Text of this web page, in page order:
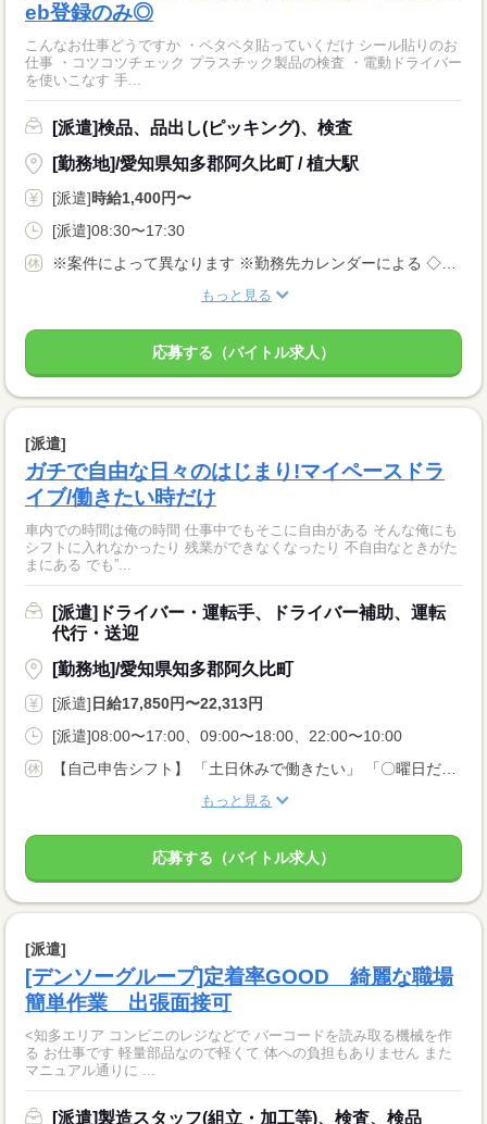
eb登録のみ◎
こんなお仕事どうですか ・ペタペタ貼っていくだけ シール貼りのお
仕事 ・コツコツチェック プラスチック製品の検査 ・電動ドライバー
を使いこなす 手...
[派遣]検品、品出し(ピッキング)、検査
[勤務地]/愛知県知多郡阿久比町 / 植大駅
[派遣]時給1,400円〜
[派遣]08:30〜17:30
もっと見る
応募する（バイトル求人）
[派遣]
ガチで自由な日々のはじまり!マイペースドラ
イブ/働きたい時だけ
車内での時間は俺の時間 仕事中でもそこに自由がある そんな俺にも
シフトに入れなかったり 残業ができなくなったり 不自由なときがた
まにある でも”...
[派遣]ドライバー・運転手、ドライバー補助、運転
代行・送迎
[勤務地]/愛知県知多郡阿久比町
[派遣] 日給17,850円〜22,313円
[派遣]08:00〜17:00、09:00〜18:00、22:00〜10:00
もっと見る
応募する（バイトル求人）
[派遣]
[デンソーグループ]定着率GOOD 綺麗な職場
簡単作業 出張面接可
<知多エリア コンビニのレジなどで バーコードを読み取る機械を作
る お仕事です 軽量部品なので軽くて 体への負担もありません また
マニュアル通りに ...
[派遣]製造スタッフ(組立・加工等)、検査、検品